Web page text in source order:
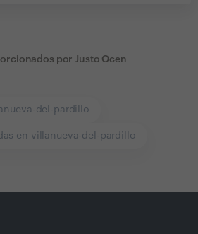
por Justo Ocen
del-pardillo
en villanueva-del-pardillo